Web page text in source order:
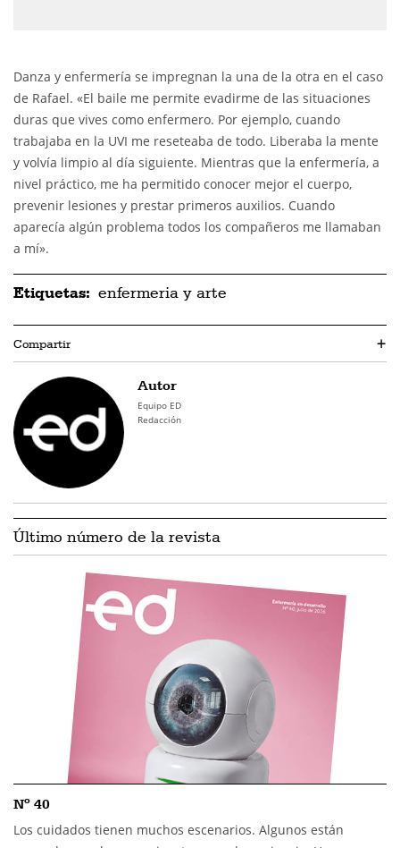
Danza y enfermería se impregnan la una de la otra en el caso
de Rafael. «El baile me permite evadirme de las situaciones
duras que vives como enfermero. Por ejemplo, cuando
trabajaba en la UVI me reseteaba de todo. Liberaba la mente
y volvía limpio al día siguiente. Mientras que la enfermería, a
nivel práctico, me ha permitido conocer mejor el cuerpo,
prevenir lesiones y prestar primeros auxilios. Cuando
aparecía algún problema todos los compañeros me llamaban
a mí».
Etiquetas: enfermeria y arte
Compartir +
Autor
Equipo ED
Redacción
Último número de la revista
Nº 40
Los cuidados tienen muchos escenarios. Algunos están